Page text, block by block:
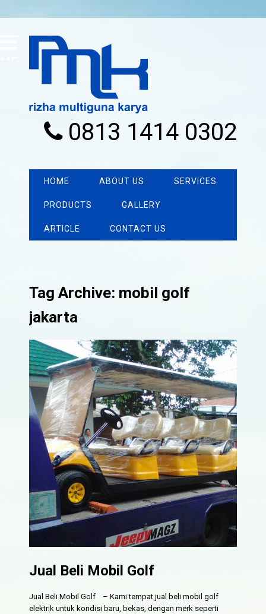
0813 1414 0302
HOME ABOUT US SERVICES
PRODUCTS GALLERY
ARTICLE CONTACT US
Tag Archive: mobil golf
jakarta
Jual Beli Mobil Golf
Jual Beli Mobil Golf – Kami tempat jual beli mobil golf
elektrik untuk kondisi baru, bekas, dengan merk seperti